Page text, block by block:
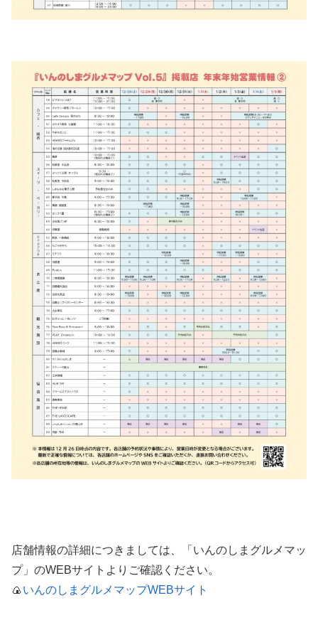
店舗情報の詳細につきましては、「いんのしまグルメマッ
プ」のWEBサイトよりご確認ください。
🍙 いんのしまグルメマップWEBサイト